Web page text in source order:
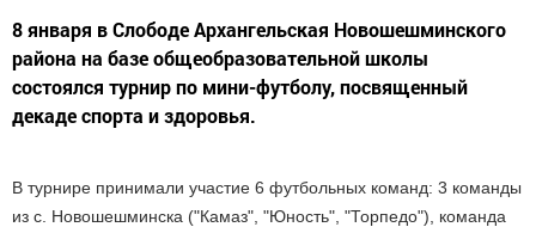
8 января в Слободе Архангельская Новошешминского
района на базе общеобразовательной школы
состоялся турнир по мини-футболу, посвященный
декаде спорта и здоровья.
В турнире принимали участие 6 футбольных команд: 3 команды
из с. Новошешминска ("Камаз", "Юность", "Торпедо"), команда